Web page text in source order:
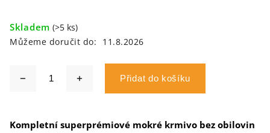
Skladem (>5 ks)
Můžeme doručit do:
11.8.2026
Přidat do košíku
Kompletní superprémiové mokré krmivo bez obilovin